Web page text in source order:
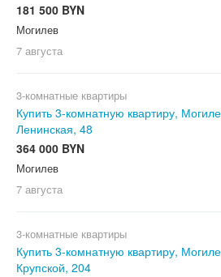
181 500 BYN
Могилев
7 августа
3-комнатные квартиры
Купить 3-комнатную квартиру,
Ленинская, 48
364 000 BYN
Могилев
7 августа
3-комнатные квартиры
Купить 3-комнатную квартиру,
Крупской, 204